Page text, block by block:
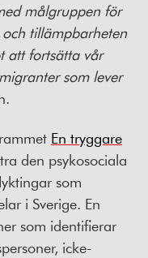
målgruppen för
tillämpbarheten
att fortsätta vår
som lever
En tryggare
den psykosociala
som
i Sverige. En
som identifierar
icke-